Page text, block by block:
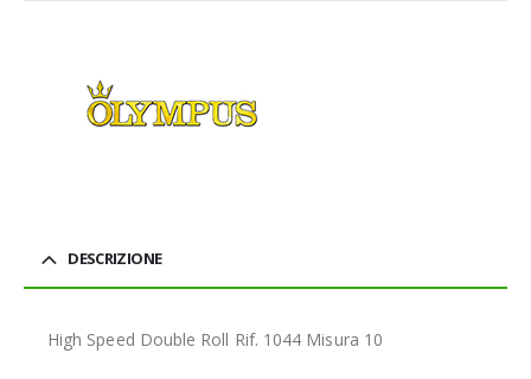
DESCRIZIONE
High Speed Double Roll Rif. 1044 Misura 10